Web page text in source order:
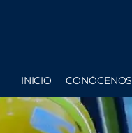
INICIO CONÓCENOS